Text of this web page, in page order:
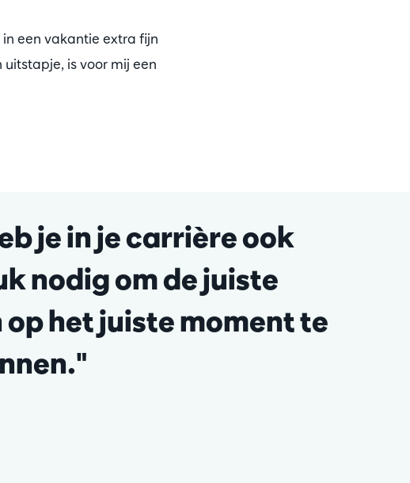
een vakantie extra fijn
uitstapje, is voor mij een
je in je carrière ook
nodig om de juiste
op het juiste moment te